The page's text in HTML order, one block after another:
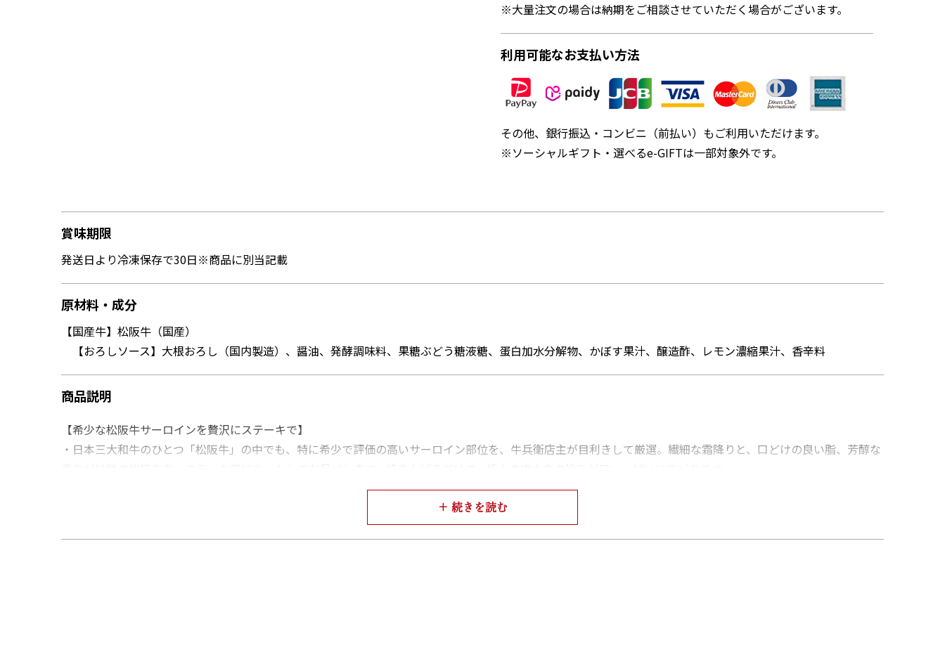
※大量注文の場合は納期をご相談させていただく場合がございます。
利用可能なお支払い方法
その他、銀行振込・コンビニ（前払い）もご利用いただけます。
※ソーシャルギフト・選べるe-GIFTは一部対象外です。
賞味期限
発送日より冷凍保存で30日※商品に別当記載
原材料・成分
【国産牛】松阪牛（国産）
【おろしソース】大根おろし（国内製造）、醤油、発酵調味料、果糖ぶどう糖液糖、蛋白加水分解物、かぼす果汁、醸造酢、レモン濃縮果汁、香辛料
商品説明
【希少な松阪牛サーロインを贅沢にステーキで】
・日本三大和牛のひとつ「松阪牛」の中でも、特に希少で評価の高いサーロイン部位を、牛兵衛店主が目利きして厳選。繊細な霜降りと、口どけの良い脂、芳醇な
・お肉の味をより一層引き立てるために、さっぱりとしたおろしソースと、店主こだわりのアンデス岩塩をご用意。さらに削り金付きで、削りたての岩塩の香りと